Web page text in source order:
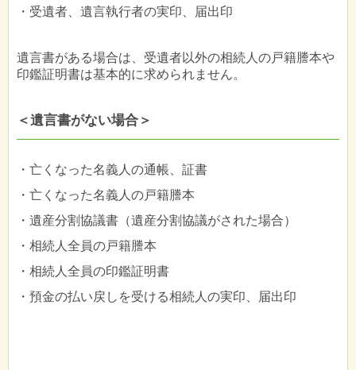
・受遺者、遺言執行者の実印、届出印
遺言書がある場合は、受遺者以外の相続人の戸籍謄本や
印鑑証明書は基本的に求められません。
＜遺言書がない場合＞
・亡くなった名義人の通帳、証書
・亡くなった名義人の戸籍謄本
・遺産分割協議書（遺産分割協議がされた場合）
・相続人全員の戸籍謄本
・相続人全員の印鑑証明書
・預金の払い戻しを受ける相続人の実印、届出印